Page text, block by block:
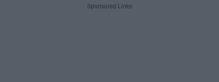
Sponsored Links